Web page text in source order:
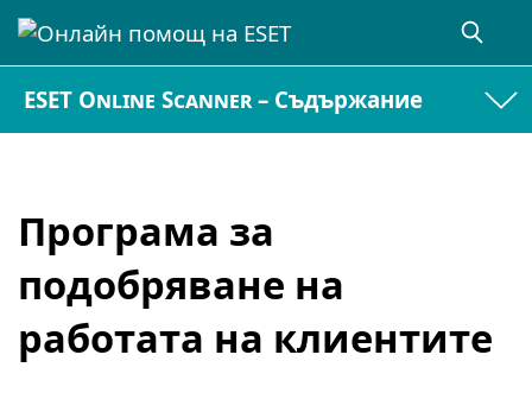
ESET Online Scanner – Съдържание
Програма за
подобряване на
работата на клиентите